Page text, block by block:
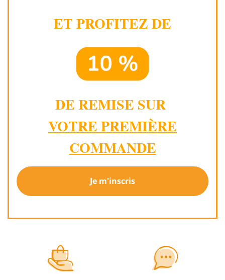
ET PROFITEZ DE
DE REMISE SUR
VOTRE PREMIÈRE
COMMANDE
Je m'inscris